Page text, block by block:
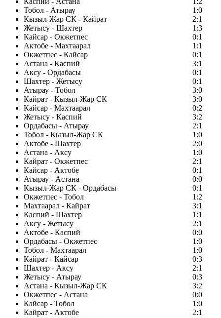
Тобол - Атырау
1:0
Кызыл-Жар СК - Кайрат
2:1
Жетысу - Шахтер
1:3
Кайсар - Окжетпес
0:1
Актобе - Махтаарал
1:1
Окжетпес - Кайсар
0:1
Астана - Каспий
3:1
Аксу - Ордабасы
0:1
Шахтер - Жетысу
0:1
Атырау - Тобол
3:0
Кайрат - Кызыл-Жар СК
3:0
Кайсар - Махтаарал
0:2
Жетысу - Каспий
3:2
Ордабасы - Атырау
2:1
Тобол - Кызыл-Жар СК
1:0
Актобе - Шахтер
2:0
Астана - Аксу
1:0
Кайрат - Окжетпес
2:1
Кайсар - Актобе
0:1
Атырау - Астана
0:0
Кызыл-Жар СК - Ордабасы
0:1
Окжетпес - Тобол
1:2
Махтаарал - Кайрат
3:1
Каспий - Шахтер
1:1
Аксу - Жетысу
2:1
Актобе - Каспий
0:0
Ордабасы - Окжетпес
1:0
Тобол - Махтаарал
1:0
Кайрат - Кайсар
0:3
Шахтер - Аксу
2:1
Жетысу - Атырау
0:3
Астана - Кызыл-Жар СК
3:2
Окжетпес - Астана
0:0
Кайсар - Тобол
1:0
Кайрат - Актобе
2:1